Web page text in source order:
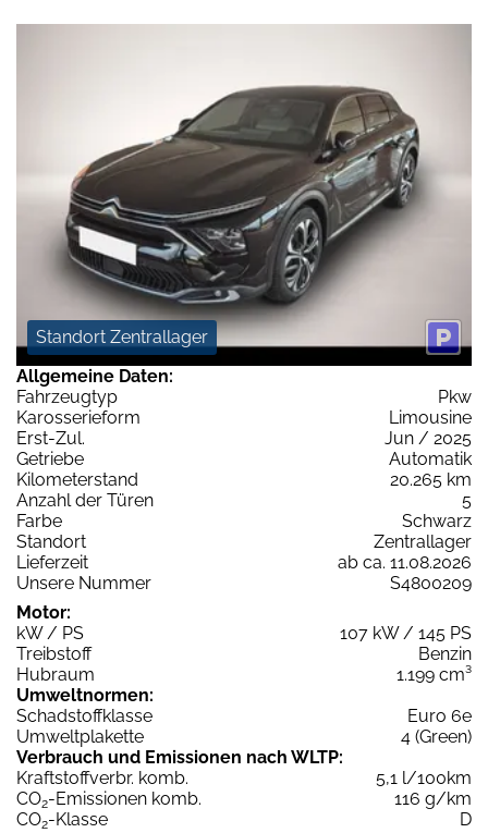
Standort Zentrallager
Allgemeine Daten:
Fahrzeugtyp
Pkw
Karosserieform
Limousine
Erst-Zul.
Jun / 2025
Getriebe
Automatik
Kilometerstand
20.265 km
Anzahl der Türen
5
Farbe
Schwarz
Standort
Zentrallager
Lieferzeit
ab ca. 11.08.2026
Unsere Nummer
S4800209
Motor:
kW / PS
107 kW / 145 PS
Treibstoff
Benzin
Hubraum
1.199 cm³
Umweltnormen:
Schadstoffklasse
Euro 6e
Umweltplakette
4 (Green)
Verbrauch und Emissionen nach WLTP:
Kraftstoffverbr. komb.
5,1 l/100km
CO2-Emissionen komb.
116 g/km
CO2-Klasse
D